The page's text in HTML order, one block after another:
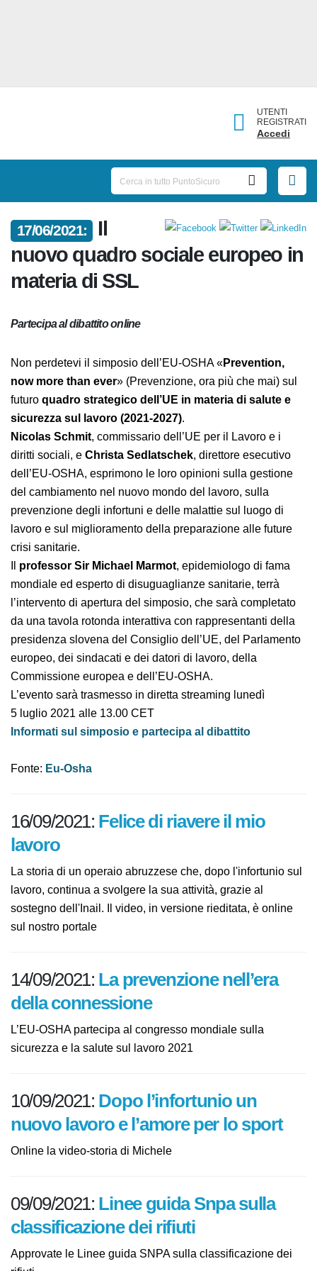
UTENTI
REGISTRATI
Accedi
17/06/2021:
Il
nuovo quadro sociale europeo
in materia di SSL
Partecipa al dibattito online
Non perdetevi il simposio dell’EU-OSHA «Prevention,
now more than ever » (Prevenzione, ora più che mai)
sul futuroquadro strategico dell’UE in materia di
salute e sicurezza sul lavoro (2021-2027)
Nicolas Schmit , commissario dell’UE per il Lavoro e i
diritti sociali, eChrista Sedlatschek, direttore
esecutivo dell’EU-OSHA, esprimono le loro opinioni
sulla gestione del cambiamento nel nuovo mondo del
lavoro, sulla prevenzione degli infortuni e delle malattie
sul luogo di lavoro e sul miglioramento della
preparazione alle future crisi sanitarie.
Il professor Sir Michael Marmot, epidemiologo di
fama mondiale ed esperto di disuguaglianze sanitarie,
terrà l’intervento di apertura del simposio, che sarà
completato da una tavola rotonda interattiva con
rappresentanti della presidenza slovena del Consiglio
dell’UE, del Parlamento europeo, dei sindacati e dei
datori di lavoro, della Commissione europea e dell’EU-
OSHA.
L’evento sarà trasmesso in diretta streaming lunedì
5 luglio 2021 alle 13.00 CET
16/09/2021:
lavoro
La storia di un operaio abruzzese che, dopo l'infortunio
sul lavoro, continua a svolgere la sua attività, grazie al
sostegno dell'Inail. Il video, in versione rieditata, è
14/09/2021:La prevenzione nell’era
della connessione
L’EU-OSHA partecipa al congresso mondiale sulla
10/09/2021:Dopo l’infortunio un
nuovo lavoro e l’amore per lo sport
09/09/2021:Linee guida Snpa sulla
classificazione dei rifiuti